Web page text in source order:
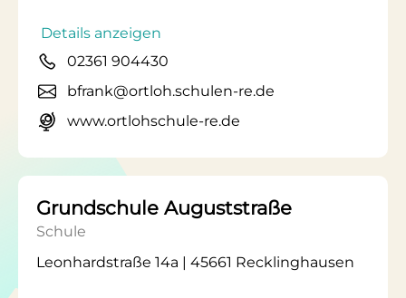
Details anzeigen
02361 904430
bfrank@ortloh.schulen-re.de
www.ortlohschule-re.de
Grundschule Auguststraße
Schule
Leonhardstraße 14a | 45661 Recklinghausen